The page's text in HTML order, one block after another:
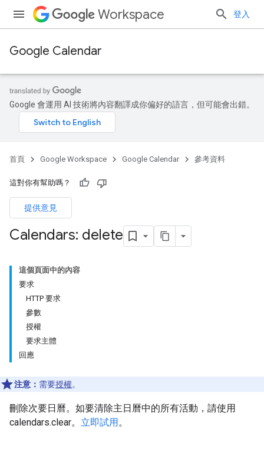
Workspace 登入
Google Calendar
Google 會運用 AI 技術將內容翻譯成你偏好的語言，但可能會出錯。
首頁 Google Workspace Google Calendar 參考資料
這對你有幫助嗎？
提供意見
Calendars: delete
這個頁面中的內容
要求
HTTP 要求
參數
授權
要求主體
回應
注意： 需要授權。
刪除次要日曆。如要清除主日曆中的所有活動，請使用
calendars.clear。 立即試用。